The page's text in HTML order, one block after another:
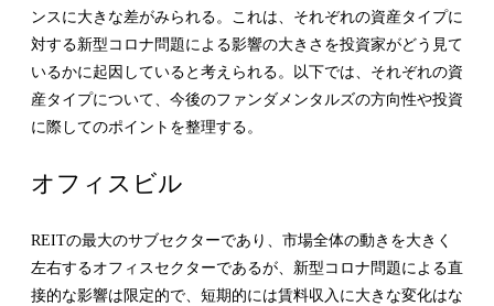
ンスに大きな差がみられる。これは、それぞれの資産タイプに
対する新型コロナ問題による影響の大きさを投資家がどう見て
いるかに起因していると考えられる。以下では、それぞれの資
産タイプについて、今後のファンダメンタルズの方向性や投資
に際してのポイントを整理する。
オフィスビル
REITの最大のサブセクターであり、市場全体の動きを大きく
左右するオフィスセクターであるが、新型コロナ問題による直
接的な影響は限定的で、短期的には賃料収入に大きな変化はな